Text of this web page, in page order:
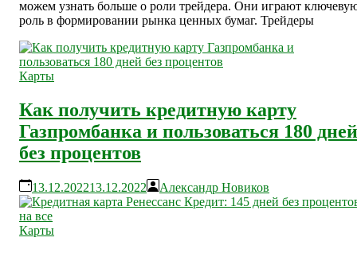
можем узнать больше о роли трейдера. Они играют
роль в формировании рынка ценных бумаг. Трейдеры
Карты
Как получить кредитную карту
Газпромбанка и пользоваться 180 дней
без процентов
13.12.202213.12.2022 Александр Новиков
Карты